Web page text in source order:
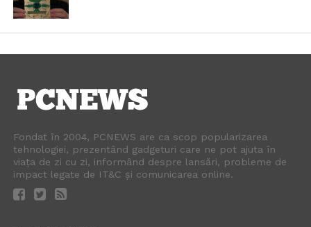
Fondat în 2004, PCNEWS are ca scop popularizarea
tehnologiei, prezentând gadgeturi care ne pot ajuta în
viața de zi cu zi, informând despre lansări, probleme de
impact legate de IT&C și comunicarea online.